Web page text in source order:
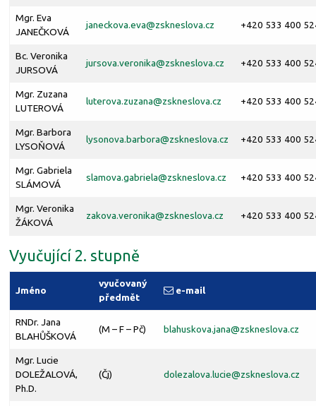
Mgr. Eva
JANEČKOVÁ
janeckova.eva@zskneslova.cz +420 533 400
Bc. Veronika
JURSOVÁ
jursova.veronika@zskneslova.cz +420 533 400
Mgr. Zuzana
LUTEROVÁ
luterova.zuzana@zskneslova.cz +420 533 400
Mgr. Barbora
LYSOŇOVÁ
lysonova.barbora@zskneslova.cz +420 533 400
Mgr. Gabriela
SLÁMOVÁ
slamova.gabriela@zskneslova.cz +420 533 400
Mgr. Veronika
ŽÁKOVÁ
zakova.veronika@zskneslova.cz +420 533 400
Vyučující 2. stupně
Jméno
vyučovaný
předmět
e-mail
RNDr. Jana
BLAHŮŠKOVÁ
(M – F – Pč) blahuskova.jana@zskneslova.cz
Mgr. Lucie
DOLEŽALOVÁ,
Ph.D.
(Čj) dolezalova.lucie@zskneslova.cz